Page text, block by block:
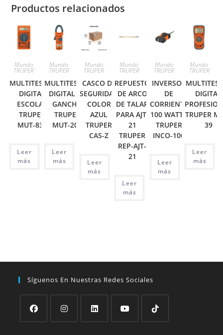
Productos relacionados
Mundo
TRUPER
MULTITESTER
DIGITAL
ESCOLAR
TRUPER
MUT-830
Leer
más
Mundo
TRUPER
MULTITESTER
DIGITAL DE
GANCHO
TRUPER
MUT-202
Leer
más
Mundo
TRUPER
CASCO DE
SEGURIDAD
COLOR
AZUL
TRUPER
CAS-Z
Leer
más
Mundo
TRUPER
REPUESTO
DE ARCO
DE TALAR
PARA AJT-
21
TRUPER
REP-AJT-
21
Leer
más
Mundo
TRUPER
INVERSOR
DE
CORRIENTE
100 WATTS
TRUPER
INCO-100
Leer
más
Mundo
TRUPER
DIGITAL
TRUPER
39
Leer
más
Síguenos En Nuestras Redes Sociales